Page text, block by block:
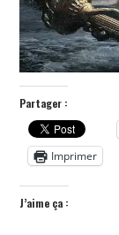
SPORT
Partager :
Imprimer
J’aime ça :